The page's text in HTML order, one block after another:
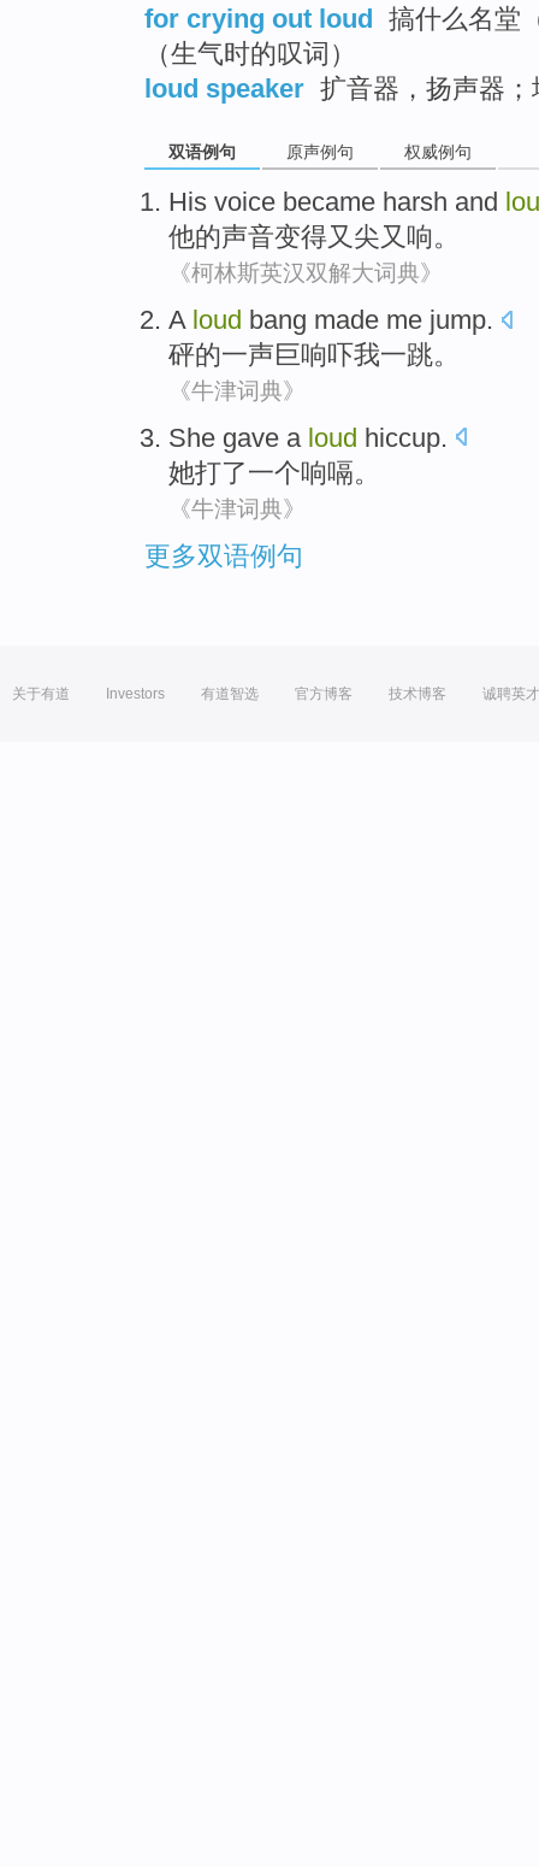
for crying out loud 搞什么名堂
（生气时的叹词）
loud speaker 扩音器，扬声器
双语例句 原声例句 权威例句
His voice became harsh and
他的声音变得又尖又响。
《柯林斯英汉双解大词典》
A loud bang made me jump.
砰的一声巨响吓我一跳。
《牛津词典》
She gave a loud hiccup.
她打了一个响嗝。
《牛津词典》
更多双语例句
关于有道 Investors 有道智选 官方博客 技术博客 诚聘英才